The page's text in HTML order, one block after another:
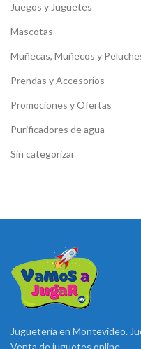
Juegos y Juguetes
Mascotas
Muñecas, Muñecos y
Prendas y Accesorios
Promociones y Ofertas
Purificadores de agua
Sin categorizar
Juguetería en Montevideo.
Venta de juguetes online